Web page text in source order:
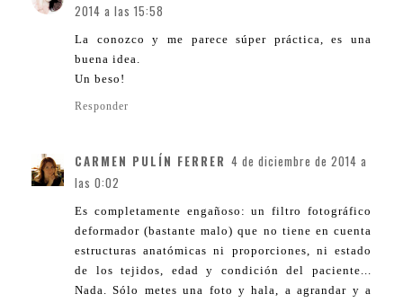
2014 a las 15:58
La conozco y me parece súper práctica, es una
buena idea.
Un beso!
Responder
CARMEN PULÍN FERRER 4 de diciembre de 2014 a
las 0:02
Es completamente engañoso: un filtro fotográfico
deformador (bastante malo) que no tiene en cuenta
estructuras anatómicas ni proporciones, ni estado
de los tejidos, edad y condición del paciente...
Nada. Sólo metes una foto y hala, a agrandar y a